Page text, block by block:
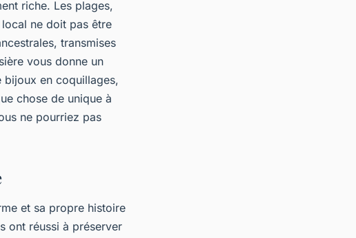
riche. Les plages,
local ne doit pas être
transmises
vous donne un
bijoux en coquillages,
chose de unique à
ne pourriez pas
et sa propre histoire
ont réussi à préserver